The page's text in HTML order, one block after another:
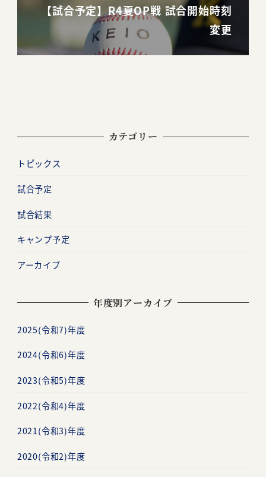
【試合予定】R4夏OP戦 試合開始時刻
変更
カテゴリー
トピックス
試合予定
試合結果
キャンプ予定
アーカイブ
年度別アーカイブ
2025(令和7)年度
2024(令和6)年度
2023(令和5)年度
2022(令和4)年度
2021(令和3)年度
2020(令和2)年度